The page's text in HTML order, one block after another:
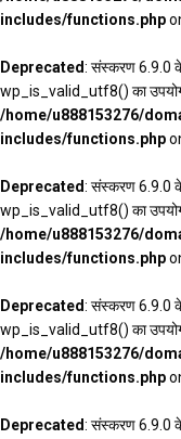
includes/functions.php
Deprecated: संस्करण 6.9.0
wp_is_valid_utf8() का
/home/u888153276/
includes/functions.php
Deprecated: संस्करण 6.9.0
wp_is_valid_utf8() का
/home/u888153276/
includes/functions.php
Deprecated: संस्करण 6.9.0
wp_is_valid_utf8() का
/home/u888153276/
includes/functions.php
Deprecated: संस्करण 6.9.0